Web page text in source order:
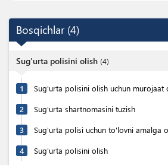
Bosqichlar (4)
Sug'urta polisini olish (4)
1 Sug'urta polisini olish uchun murojaat
2 Sug'urta shartnomasini tuzish
3 Sug'urta polisi uchun to'lovni amalga
4 Sug'urta polisini olish